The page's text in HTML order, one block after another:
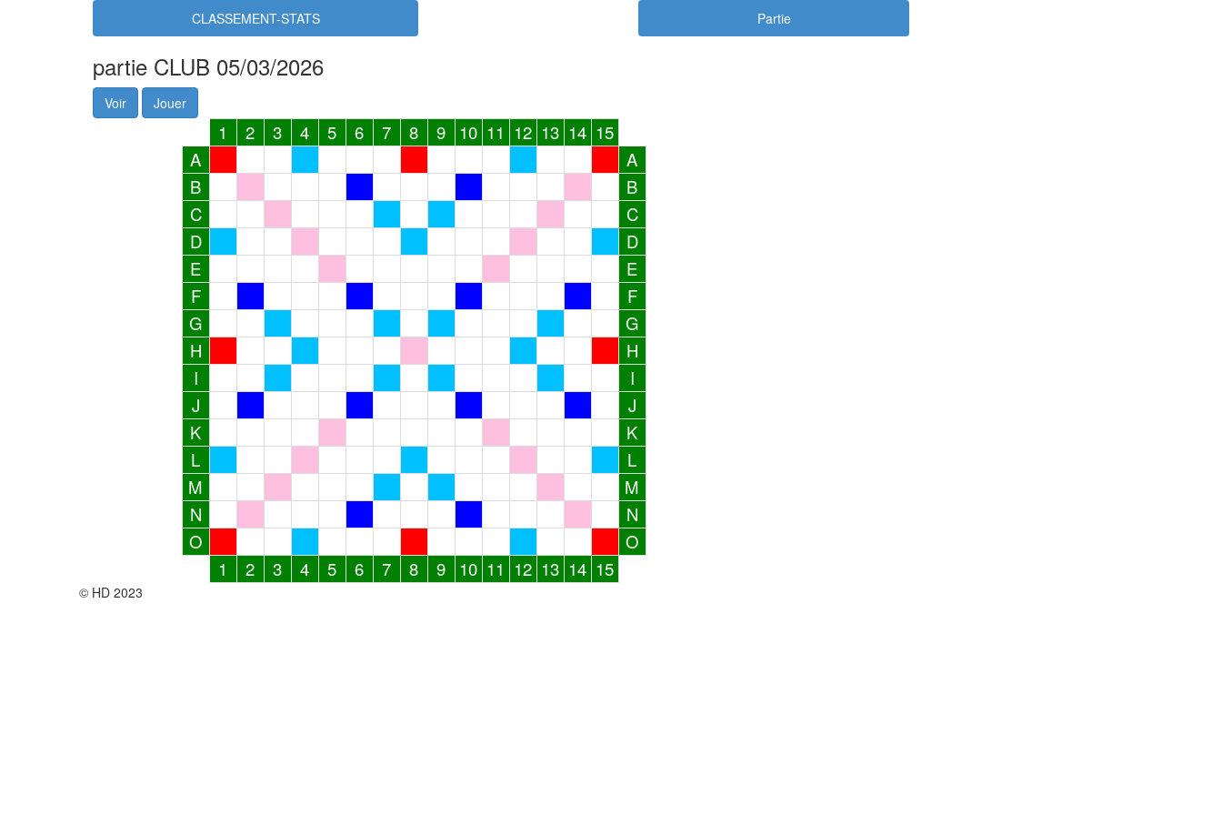
CLASSEMENT-STATS Partie
partie CLUB 05/03/2026
Voir Jouer
1 2 3 4 5 6 7 8 9 10 11 12 13 14 15
A
A
B
B
C
C
D
D
E
E
F
F
G
G
H
H
I
I
J
J
K
K
L
L
M
M
N
N
O
O
1
2 3 4 5 6 7 8 9 10 11 12 13 14 15
© HD 2023